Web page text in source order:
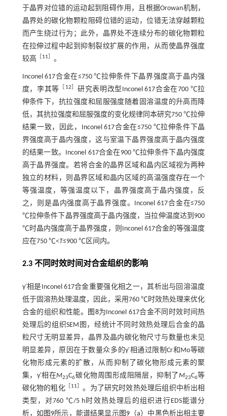
于晶界对位错的运动起到阻碍作用，且根据Orowan机制，
晶界处的碳化物颗粒阻碍位错的运动，位错无法穿越颗粒
而产生绕过行为；此外，晶界处不连续分布的碳化物颗粒
在拉伸过程中起到抑制裂纹扩展的作用，从而使晶界强度
较高［ 11 。
Inconel 617合金在≤750 ℃拉伸条件下晶界强度高于晶内强
度，李其等
12
研究表明改型Inconel 617合金在700 ℃拉
伸条件下，抗拉强度和屈服强度随着固溶温度的升高而降
低，其抗拉强度和屈服强度的变化规律同本研究750 ℃拉伸
结果一致，因此，Inconel 617合金在≤750 ℃拉伸条件下晶
界强度高于晶内强度，这与室温下晶界强度高于晶内强度
的结果一致。Inconel 617合金在900 ℃拉伸条件下晶内强度
高于晶界强度。若将合金的晶界区域和晶内区域视为两种
独立的材料，则晶界区域和晶内区域的高温强度存在一个
等强温度，等强温度以下，晶界强度高于晶内强度，反
之，则是晶内强度高于晶界强度。Inconel 617合金在≤750
℃拉伸条件下晶界强度高于晶内强度，当拉伸温度达到900
℃时晶内强度高于晶界强度，则Inconel 617合金的等强温度
应在750 ℃<T≤900 ℃区间内。
2.3 不同时效时间对合金组织的影响
γ′相是Inconel 617合金重要强化相之一，其析出与回溶温度
低于固溶热处理温度，因此，采用760 ℃时效热处理来优化
合金的组织和性能。
图8为Inconel 617合金不同时效时间热
处理后的组织SEM图，经统计不同时效热处理后合金的晶
粒尺寸无明显差异，晶界及晶内碳化物尺寸与数量也未见
明显差异，原因在于数量众多的γ′相通过限制Cr和Mo等碳
化物形成元素的扩散，从而抑制了碳化物形成元素的聚
集，γ′相在M23C6碳化物周围形成阻隔层，抑制了 M23C6等
碳化物的粗化
11
。为了研究时效热处理后组织中析出相
类型，对760 ℃/5 h时效热处理后的组织进行EDS能谱分
析，如 图9所示，能谱结果显示图9（a）中黑色析出相主要